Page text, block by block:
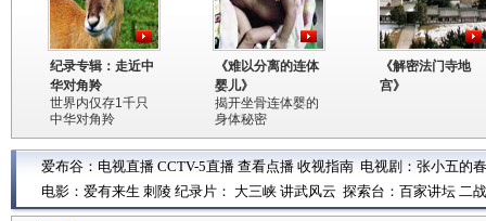
纪录专辑：走近中
华对角羚
世界内仅存1千只
中华对角羚
《难以分离的连体
婴儿》
揭开坐骨连体婴的
身体秘密
《解密法门寺地
宫》
爱布谷： 电视直播 CCTV-5直播 查看点播 收视指南 电视剧： 张小五的
电影： 爱有来生 刺陵 纪录片： 大三峡 讲武风云 探索台： 百家讲坛 二